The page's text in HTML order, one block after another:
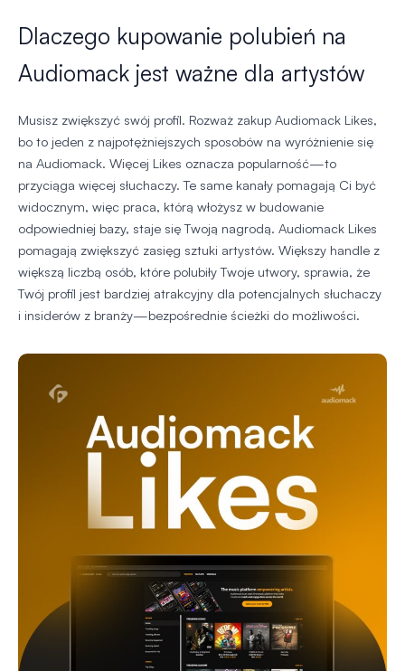
Dlaczego kupowanie polubień na
Audiomack jest ważne dla artystów
Musisz zwiększyć swój profil. Rozważ zakup Audiomack Likes,
bo to jeden z najpotężniejszych sposobów na wyróżnienie się
na Audiomack. Więcej Likes oznacza popularność—to
przyciąga więcej słuchaczy. Te same kanały pomagają Ci być
widocznym, więc praca, którą włożysz w budowanie
odpowiedniej bazy, staje się Twoją nagrodą. Audiomack Likes
pomagają zwiększyć zasięg sztuki artystów. Większy handle z
większą liczbą osób, które polubiły Twoje utwory, sprawia, że
Twój profil jest bardziej atrakcyjny dla potencjalnych słuchaczy
i insiderów z branży—bezpośrednie ścieżki do możliwości.